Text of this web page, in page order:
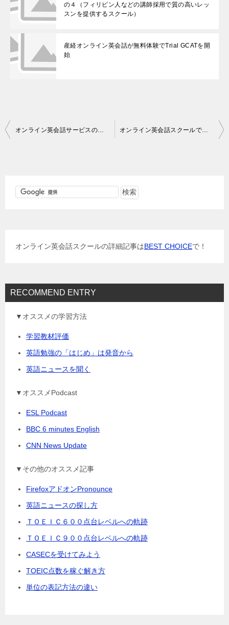
の４（フィリピン人などの講師採用で質の高いレッ
スンを提供するスクール）
産経オンライン英会話が無料体験でTrial GCATを開
始
投
オンライン英会話サービスの消費税増税前検討は本当にオススメします オンライン英会話スクールで同じ先生を続けることのメリットとデメリット
オンライン英会話スクールの詳細記事はBEST CHOICEで！
RECOMMEND ENTRY
▼オススメの学習方法
学習教材評価
英語勉強の「はじめ」は発音から
英語ニュースを聞く
▼オススメPodcast
ESL Podcast
BBC 6 minutes English
CNN News Update
▼その他のオススメ記事
FirefoxアドオンPronounce
英語ニュースの探し方
ＴＯＥＩＣ６００点台レベルへの軌跡
ＴＯＥＩＣ９００点台レベルへの軌跡
CASECを受けてみよう
TOEIC点数を稼ぐ解き方
単位の表記方法の違い